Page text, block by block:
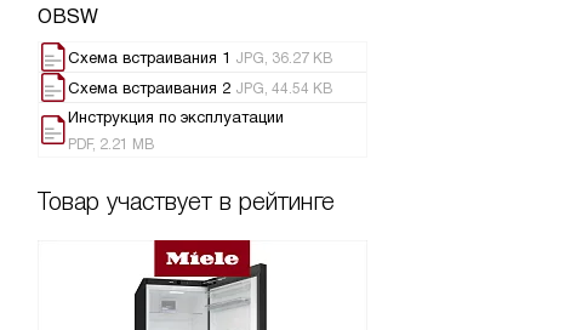
OBSW
Схема встраивания 1 JPG, 36.27 KB
Схема встраивания 2 JPG, 44.54 KB
Инструкция по эксплуатации
PDF, 2.21 MB
Товар участвует в рейтинге